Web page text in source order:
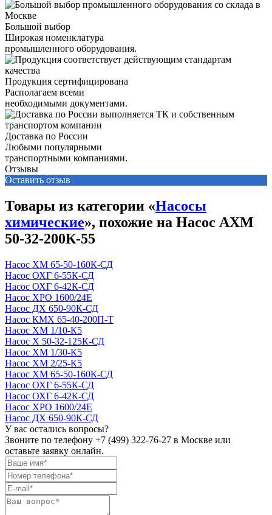
Большой выбор
Широкая номенклатура
промышленного оборудования.
Продукция сертифицирована
Располагаем всеми
необходимыми документами.
Доставка по России
Любыми популярными
транспортными компаниями.
Отзывы
Оставить отзыв
Товары из категории «Насосы
химические», похожие на Насос АХМ
50-32-200К-55
Насос ХМ 65-50-160К-СД
Насос ОХГ 6-55К-СД
Насос ОХГ 6-42К-СД
Насос ХРО 1600/24Е
Насос ДХ 650-90К-СД
Насос КМХ 65-40-200П-Т
Насос ХМ 1/10-К5
Насос Х 50-32-125К-СД
Насос ХМ 1/30-К5
Насос ХМ 2/25-К5
Насос ХМ 65-50-160К-СД
Насос ОХГ 6-55К-СД
Насос ОХГ 6-42К-СД
Насос ХРО 1600/24Е
Насос ДХ 650-90К-СД
У вас остались вопросы?
Звоните по телефону +7 (499) 322-76-27 в Москве или
оставьте заявку онлайн.